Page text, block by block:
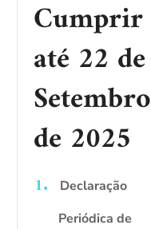
Cumprir
até 22 de
Setembro
de 2025
Declaração
Periódica de